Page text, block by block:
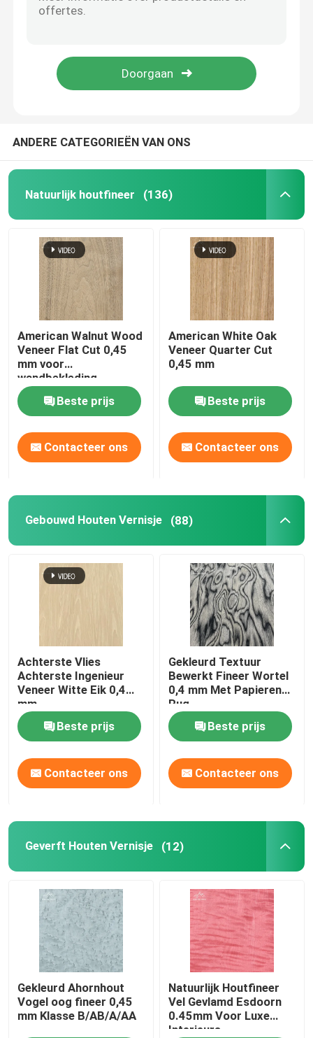
Gebouwd Houten Vernisje
Vernispaneel
Het Triplex van het hardhoutvernisje
mdf houten raad
Bamboe Houten Vernisje
Rubberen houten vingerlasplaat
OSB-georiënteerd strandbord
ANDERE CATEGORIEËN VAN ONS
Natuurlijk houtfineer (136)
American Walnut Wood
Veneer Flat Cut 0,45
mm voor
wandbekleding
Beste prijs
Contacteer ons
American White Oak
Veneer Quarter Cut
0,45 mm
Beste prijs
Contacteer ons
Gebouwd Houten Vernisje (88)
Achterste Vlies
Achterste Ingenieur
Veneer Witte Eik 0,4
mm
Beste prijs
Contacteer ons
Gekleurd Textuur
Bewerkt Fineer Wortel
0,4 mm Met Papieren
Rug
Beste prijs
Contacteer ons
Geverft Houten Vernisje (12)
Gekleurd Ahornhout
Vogel oog fineer 0,45
mm Klasse B/AB/A/AA
Natuurlijk Houtfineer
Vel Gevlamd Esdoorn
0.45mm Voor Luxe
Interieurs